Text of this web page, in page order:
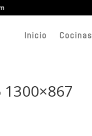
Inicio Cocinas